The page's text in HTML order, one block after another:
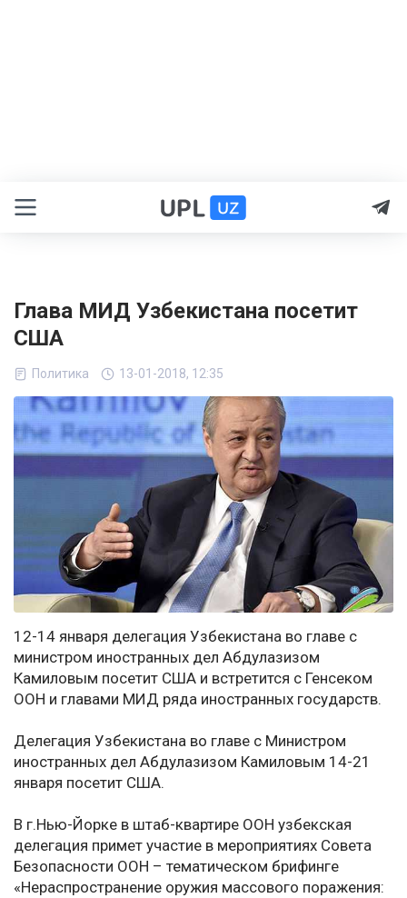
Глава МИД Узбекистана посетит
США
Политика 13-01-2018, 12:35
12-14 января делегация Узбекистана во главе с
министром иностранных дел Абдулазизом
Камиловым посетит США и встретится с Генсеком
ООН и главами МИД ряда иностранных государств.
Делегация Узбекистана во главе с Министром
иностранных дел Абдулазизом Камиловым 14-21
января посетит США.
В г.Нью-Йорке в штаб-квартире ООН узбекская
делегация примет участие в мероприятиях Совета
Безопасности ООН – тематическом брифинге
«Нераспространение оружия массового поражения: